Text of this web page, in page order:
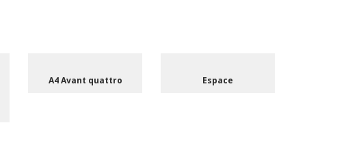
A4 Avant quattro Espace